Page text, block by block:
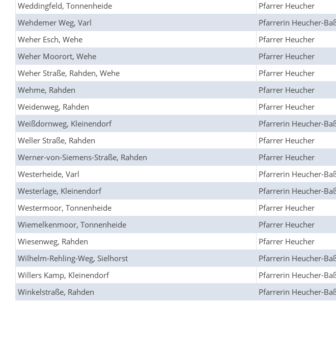
Weddingfeld, Tonnenheide
Pfarrer Heucher
Wehdemer Weg, Varl
Pfarrerin Heucher-
Weher Esch, Wehe
Pfarrer Heucher
Weher Moorort, Wehe
Pfarrer Heucher
Weher Straße, Rahden, Wehe
Pfarrer Heucher
Wehme, Rahden
Pfarrer Heucher
Weidenweg, Rahden
Pfarrer Heucher
Weißdornweg, Kleinendorf
Pfarrerin Heucher-
Weller Straße, Rahden
Pfarrer Heucher
Werner-von-Siemens-Straße, Rahden
Pfarrer Heucher
Westerheide, Varl
Pfarrerin Heucher-
Westerlage, Kleinendorf
Pfarrerin Heucher-
Westermoor, Tonnenheide
Pfarrer Heucher
Wiemelkenmoor, Tonnenheide
Pfarrer Heucher
Wiesenweg, Rahden
Pfarrer Heucher
Wilhelm-Rehling-Weg, Sielhorst
Pfarrerin Heucher-
Willers Kamp, Kleinendorf
Pfarrerin Heucher-
Winkelstraße, Rahden
Pfarrerin Heucher-